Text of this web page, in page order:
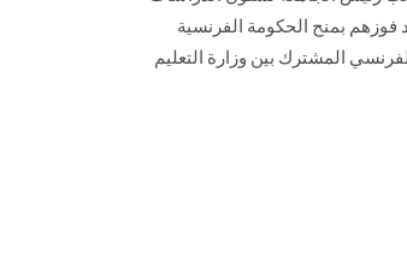
فوزهم بمنح الحكومة الفرنسية
المصري–الفرنسي المشترك بين وزارة التعليم